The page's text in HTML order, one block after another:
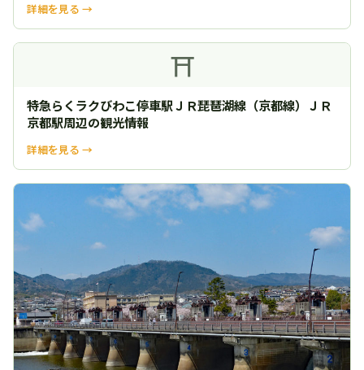
詳細を見る →
⛩
特急らくラクびわこ停車駅ＪＲ琵琶湖線（京都線）ＪＲ
京都駅周辺の観光情報
詳細を見る →